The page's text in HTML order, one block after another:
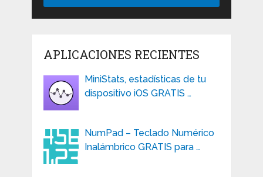
APLICACIONES RECIENTES
MiniStats, estadísticas de tu
dispositivo iOS GRATIS …
NumPad – Teclado Numérico
Inalámbrico GRATIS para …